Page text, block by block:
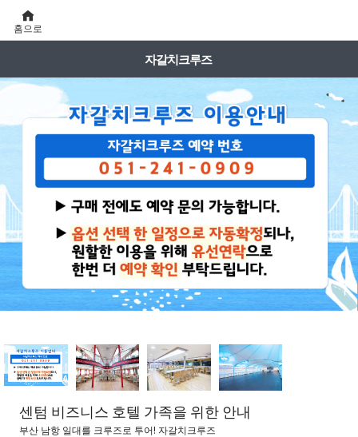
홈으로
자갈치크루즈
센텀 비즈니스 호텔 가족을 위한 안내
부산 남항 일대를 크루즈로 투어! 자갈치크루즈